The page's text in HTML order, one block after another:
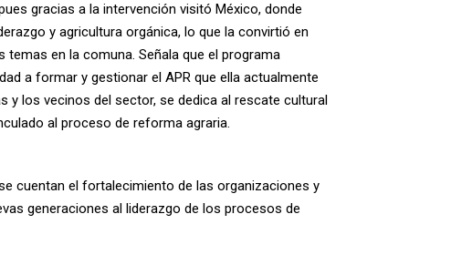
gracias a la intervención visitó México, donde
y agricultura orgánica, lo que la convirtió en
temas en la comuna. Señala que el programa
a formar y gestionar el APR que ella actualmente
y los vecinos del sector, se dedica al rescate cultural
al proceso de reforma agraria.
cuentan el fortalecimiento de las organizaciones y
generaciones al liderazgo de los procesos de